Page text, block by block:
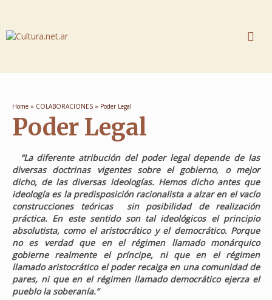
Home » COLABORACIONES » Poder Legal
Poder Legal
“La diferente atribución del poder legal depende de las
diversas doctrinas vigentes sobre el gobierno, o mejor
dicho, de las diversas ideologías. Hemos dicho antes que
ideología es la predisposición racionalista a alzar en el vacío
construcciones teóricas sin posibilidad de realización
práctica. En este sentido son tal ideológicos el principio
absolutista, como el aristocrático y el democrático. Porque
no es verdad que en el régimen llamado monárquico
gobierne realmente el príncipe, ni que en el régimen
llamado aristocrático el poder recaiga en una comunidad de
pares, ni que en el régimen llamado democrático ejerza el
pueblo la soberanía.”